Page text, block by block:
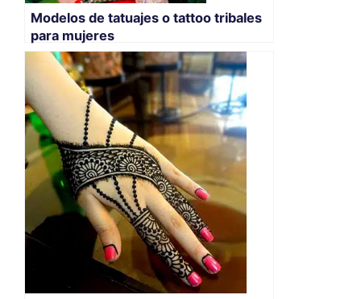
Modelos de tatuajes o tattoo tribales
para mujeres